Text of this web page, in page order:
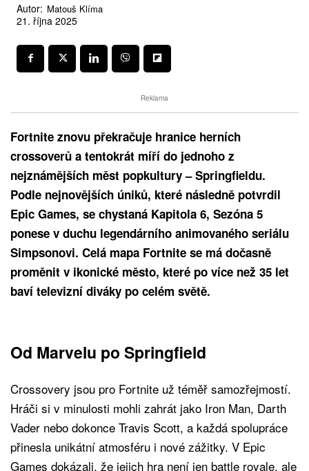
Autor: Matouš Klíma
21. října 2025
Reklama
Fortnite znovu překračuje hranice herních
crossoverů a tentokrát míří do jednoho z
nejznámějších měst popkultury – Springfieldu.
Podle nejnovějších úniků, které následně potvrdil
Epic Games, se chystaná Kapitola 6, Sezóna 5
ponese v duchu legendárního animovaného seriálu
Simpsonovi. Celá mapa Fortnite se má dočasně
proměnit v ikonické město, které po více než 35 let
baví televizní diváky po celém světě.
Od Marvelu po Springfield
Crossovery jsou pro Fortnite už téměř samozřejmostí.
Hráči si v minulosti mohli zahrát jako Iron Man, Darth
Vader nebo dokonce Travis Scott, a každá spolupráce
přinesla unikátní atmosféru i nové zážitky. V Epic
Games dokázali, že jejich hra není jen battle royale, ale